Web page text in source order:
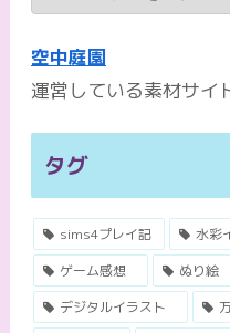
空中庭園
運営している素材サイ
タグ
sims4プレイ記 水彩
ゲーム感想
ぬり絵
デジタルイラスト